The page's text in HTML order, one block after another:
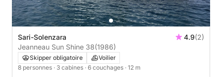
Sari-Solenzara 4.9(2)
Jeanneau Sun Shine 38(1986)
Skipper obligatoire
Voilier
8 personnes · 3 cabines · 6 couchages · 12 m